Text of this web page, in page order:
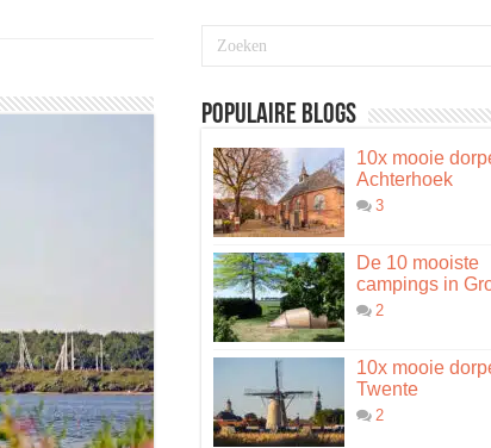
Populaire blogs
10x mooie
Achterhoek
3
De 10 mooiste
campings in
2
10x mooie
Twente
2